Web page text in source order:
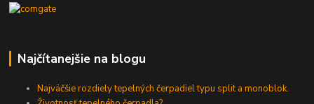
Najčítanejšie na blogu
Najväčšie rozdiely tepelných čerpadiel typu split a monoblok.